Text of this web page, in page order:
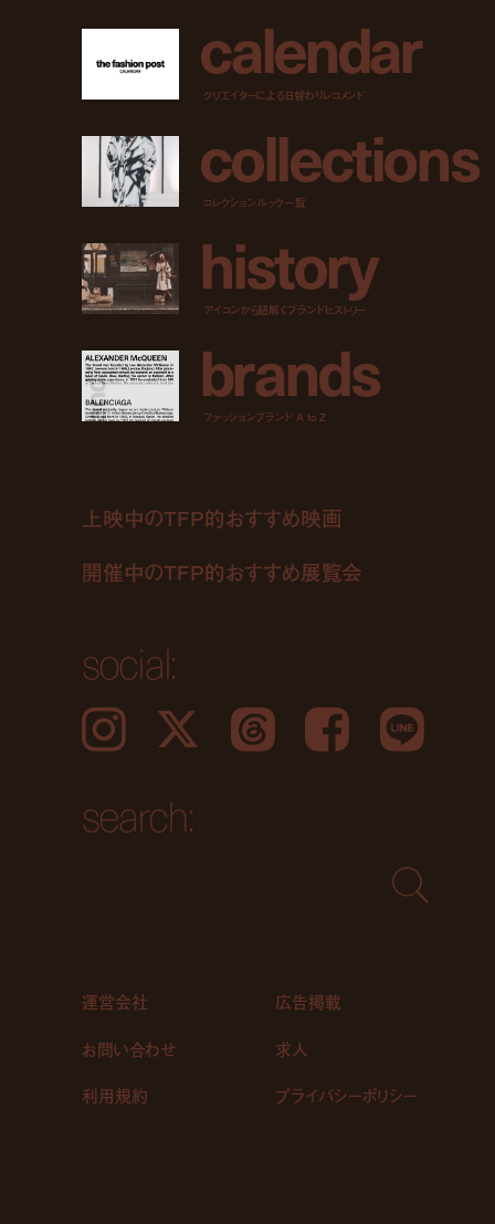
calendar
クリエイターによる日替わりレコメンド
collections
コレクションルック一覧
history
アイコンから紐解くブランドヒストリー
brands
ファッションブランド A to Z
上映中のTFP的おすすめ映画
開催中のTFP的おすすめ展覧会
social:
Instagram 𝕏 Threads Facebook LINE
search:
運営会社
広告掲載
お問い合わせ
求人
利用規約 プライバシーポリシー